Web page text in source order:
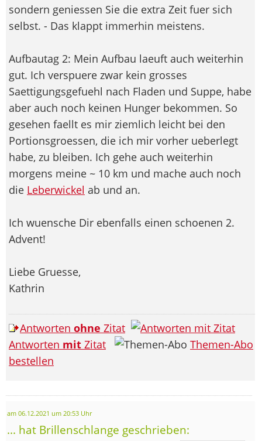
sondern geniessen Sie die extra Zeit fuer sich
selbst. - Das klappt immerhin meistens.
Aufbautag 2: Mein Aufbau laeuft auch weiterhin
gut. Ich verspuere zwar kein grosses
Saettigungsgefuehl nach Fladen und Suppe, habe
aber auch noch keinen Hunger bekommen. So
gesehen faellt es mir ziemlich leicht bei den
Portionsgroessen, die ich mir vorher ueberlegt
habe, zu bleiben. Ich gehe auch weiterhin
morgens meine ~ 10 km und mache auch noch
die Leberwickel ab und an.
Ich wuensche Dir ebenfalls einen schoenen 2.
Advent!
Liebe Gruesse,
Kathrin
Antworten ohne Zitat
Antworten mit Zitat
Themen-Abo
bestellen
am 06.12.2021 um 20:53 Uhr
... hat Brillenschlange geschrieben: